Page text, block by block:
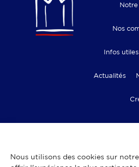
Nous utilisons des cookies sur
Nos
Infos utiles
Actualités